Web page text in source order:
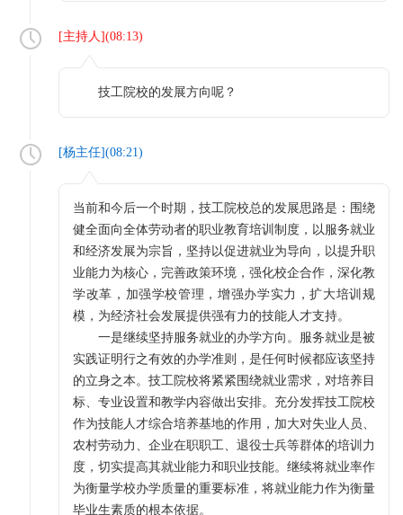
[主持人](08:13)
技工院校的发展方向呢？
[杨主任](08:21)
当前和今后一个时期，技工院校总的发展思路是：围绕
健全面向全体劳动者的职业教育培训制度，以服务就业
和经济发展为宗旨，坚持以促进就业为导向，以提升职
业能力为核心，完善政策环境，强化校企合作，深化教
学改革，加强学校管理，增强办学实力，扩大培训规
模，为经济社会发展提供强有力的技能人才支持。
一是继续坚持服务就业的办学方向。服务就业是被
实践证明行之有效的办学准则，是任何时候都应该坚持
的立身之本。技工院校将紧紧围绕就业需求，对培养目
标、专业设置和教学内容做出安排。充分发挥技工院校
作为技能人才综合培养基地的作用，加大对失业人员、
农村劳动力、企业在职职工、退役士兵等群体的培训力
度，切实提高其就业能力和职业技能。继续将就业率作
为衡量学校办学质量的重要标准，将就业能力作为衡量
毕业生素质的根本依据。